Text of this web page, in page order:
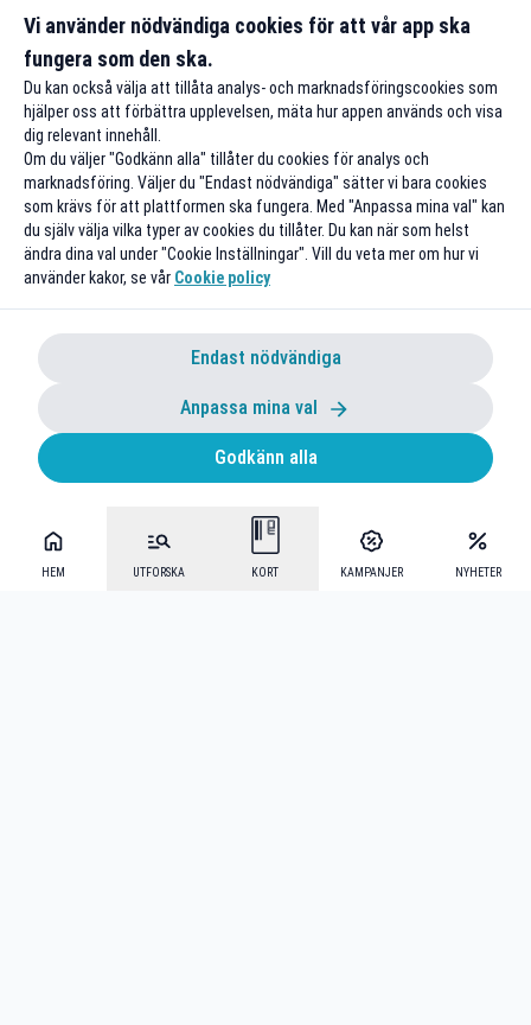
HEM UTFORSKA KORT KAMPANJER NYHETER
Vi använder nödvändiga cookies för att vår app ska
fungera som den ska.
Du kan också välja att tillåta analys- och marknadsföringscookies som
hjälper oss att förbättra upplevelsen, mäta hur appen används och visa
dig relevant innehåll.
Om du väljer "Godkänn alla" tillåter du cookies för analys och
marknadsföring. Väljer du "Endast nödvändiga" sätter vi bara cookies
som krävs för att plattformen ska fungera. Med "Anpassa mina val" kan
du själv välja vilka typer av cookies du tillåter. Du kan när som helst
ändra dina val under "Cookie Inställningar". Vill du veta mer om hur vi
använder kakor, se vår Cookie policy
Endast nödvändiga
Anpassa mina val
Godkänn alla